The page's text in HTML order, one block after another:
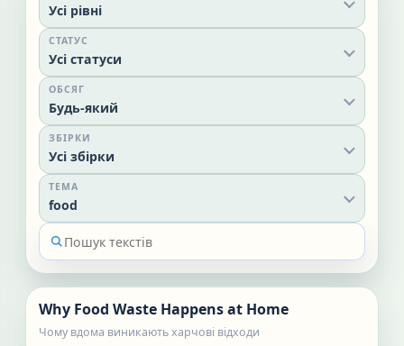
Усі рівні
СТАТУС
Усі статуси
ОБСЯГ
Будь-який
ЗБІРКИ
Усі збірки
ТЕМА
food
Статті
Why Food Waste Happens at Home
Чому вдома виникають харчові відходи